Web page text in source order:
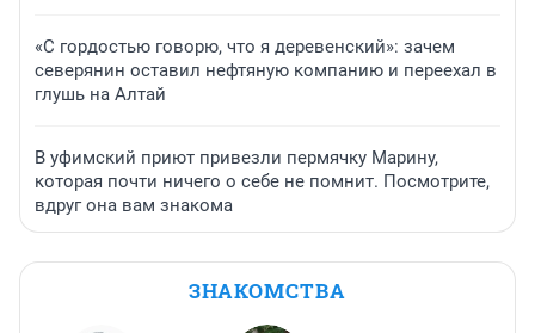
«С гордостью говорю, что я деревенский»: зачем
северянин оставил нефтяную компанию и переехал в
глушь на Алтай
В уфимский приют привезли пермячку Марину,
которая почти ничего о себе не помнит. Посмотрите,
вдруг она вам знакома
ЗНАКОМСТВА